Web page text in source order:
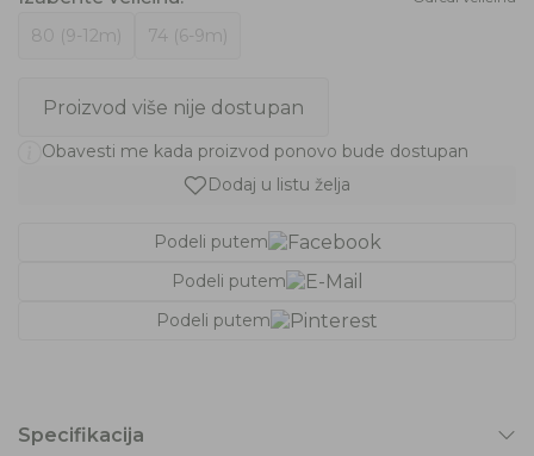
80 (9-12m) 74 (6-9m)
Proizvod više nije dostupan
Obavesti me kada proizvod ponovo bude dostupan
Dodaj u listu želja
Podeli putem
Podeli putem
Podeli putem
Specifikacija